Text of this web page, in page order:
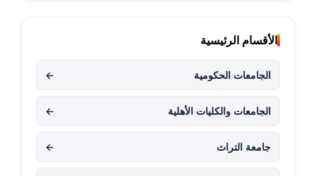
الأقسام الرئيسية
الجامعات الحكومية ←
الجامعات والكليات الأهلية ←
جامعة التراث ←